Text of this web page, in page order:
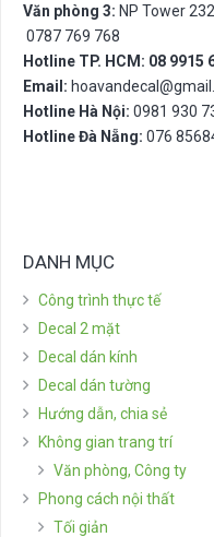
Văn phòng 3: NP Tower
0787 769 768
Hotline TP. HCM: 08 9915
Email:
Hotline Hà Nội: 0981 930
Hotline Đà Nẵng: 076
DANH MỤC
Công trình thực tế
Decal 2 mặt
Decal dán kính
Decal dán tường
Hướng dẫn, chia sẻ
Không gian trang trí
Văn phòng, Công ty
Phong cách nội thất
Tối giản